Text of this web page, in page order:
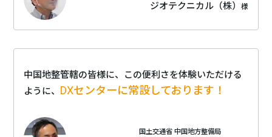
ジオテクニカル（株） 様
中国地整管轄の皆様に、この便利さを体験いただける
ように、 DXセンターに常設しております！
国土交通省 中国地方整備局